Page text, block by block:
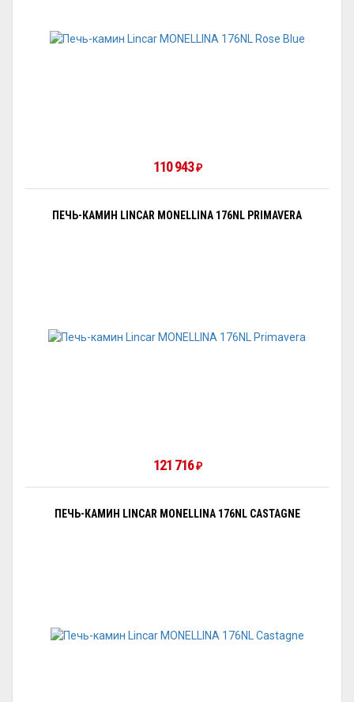
110 943₽
ПЕЧЬ-КАМИН LINCAR MONELLINA 176NL PRIMAVERA
121 716₽
ПЕЧЬ-КАМИН LINCAR MONELLINA 176NL CASTAGNE